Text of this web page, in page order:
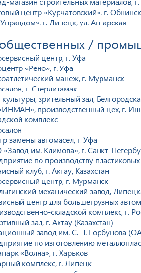
центр «Курчатовский», г.
г. Липецк, ул. Ангарская
/
центр, г. Уфа
«Рено», г. Уфа
манеж, г. Мурманск
г. Стерлитамак
зрительный зал,
производственный цех, г.
комплекс
замены автомасел, г. Уфа
им. Климова», г. Санкт-
по производству
клуб, г. Актау, Казахстан
центр, г. Мурманск
механический завод,
центр для большегрузных
складской комплекс, г.
зал, г. Актау (Казахстан)
завод им. С. П. Горбунова
по изготовлению
«Волна», г. Харьков
комплекс, г. Липецк